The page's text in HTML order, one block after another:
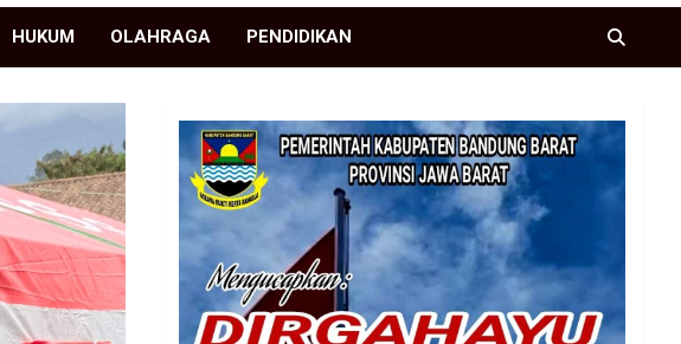
HUKUM OLAHRAGA PENDIDIKAN